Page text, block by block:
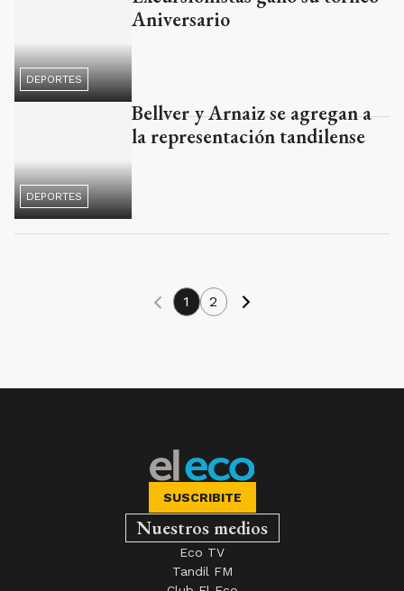
DEPORTES
Aniversario
Bellver y Arnaiz se agregan a
la representación tandilense
1 2